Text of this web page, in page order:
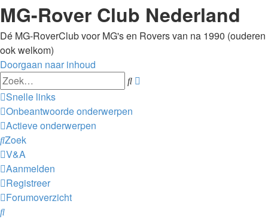
MG-Rover Club Nederland
Dé MG-RoverClub voor MG's en Rovers van na 1990 (ouderen
ook welkom)
Doorgaan naar inhoud
Zoek
Snelle links
Onbeantwoorde onderwerpen
Actieve onderwerpen
Zoek
V&A
Aanmelden
Registreer
Forumoverzicht
Zoek